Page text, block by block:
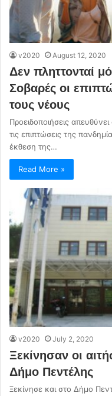
v2020 August 12, 2020
Δεν πληττονταί
Σοβαρές οι
τους νέους
Προειδοποιήσεις
τις επιπτώσεις της
έκθεση της…
Read More »
v2020 July 2, 2020
Ξεκίνησαν οι
Δήμο Πεντέλης
Ξεκίνησε και στο Δήμο